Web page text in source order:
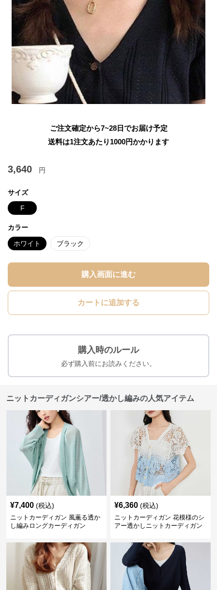
ご注文確定から7~28日でお届け予定
送料は1注文あたり 1000円かかります
3,640 円
サイズ
F
カラー
ホワイト ブラック
購入画面に進む
カートに追加する
購入時のルール
必ず購入前にお読みください。
ニットカーディガンシアー/透かし編みの人気アイテム
¥7,400 (税込)
ニットカーディガン 風薫る透か
し編みロングカーディガン
¥6,360 (税込)
ニットカーディガン 花模様のシ
アー透かしニットカーディガン